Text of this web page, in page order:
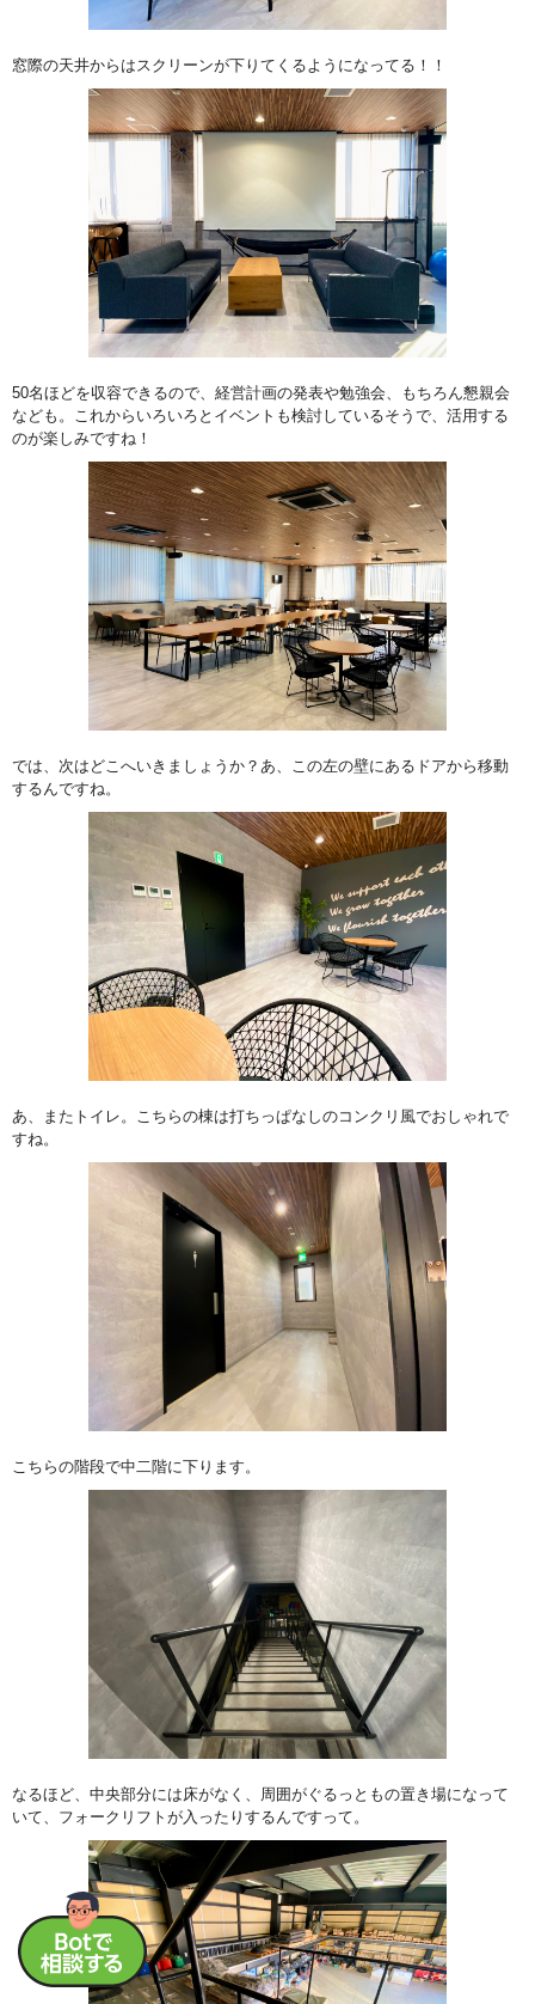
窓際の天井からはスクリーンが下りてくるようになってる！！
50名ほどを収容できるので、経営計画の発表や勉強会、もちろん懇親会
なども。これからいろいろとイベントも検討しているそうで、活用する
のが楽しみですね！
では、次はどこへいきましょうか？あ、この左の壁にあるドアから移動
するんですね。
あ、またトイレ。こちらの棟は打ちっぱなしのコンクリ風でおしゃれで
すね。
こちらの階段で中二階に下ります。
なるほど、中央部分には床がなく、周囲がぐるっともの置き場になって
いて、フォークリフトが入ったりするんですって。